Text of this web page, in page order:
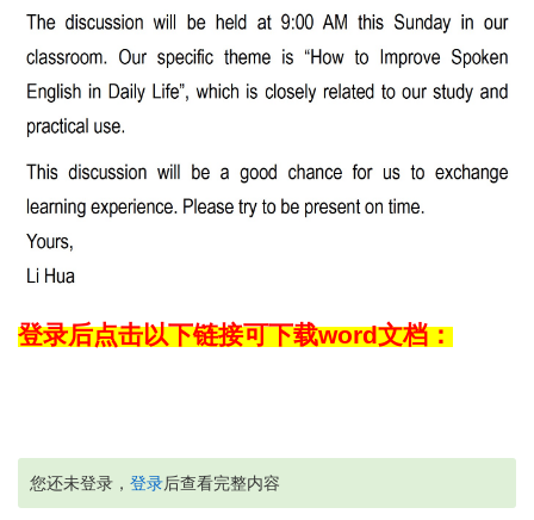
登录后点击以下链接可下载word文档：
您还未登录， 登录后查看完整内容